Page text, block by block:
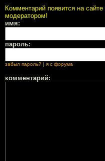
Комментарий появится на
модератором!
имя:
пароль:
забыл пароль? | я с форума
комментарий: